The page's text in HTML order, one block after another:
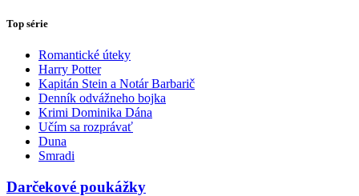
Top série
Romantické úteky
Harry Potter
Kapitán Stein a Notár Barbarič
Denník odvážneho bojka
Krimi Dominika Dána
Učím sa rozprávať
Duna
Smradi
Darčekové poukážky